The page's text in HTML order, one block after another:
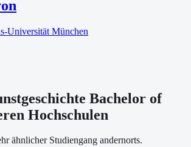
Universität München
Bachelor of
Hochschulen
ähnlicher Studiengang andernorts.